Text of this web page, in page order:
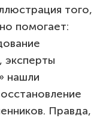
того,
помогает:
эксперты
нашли
Правда,